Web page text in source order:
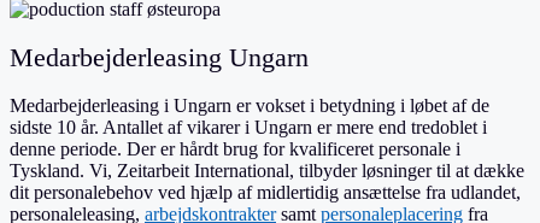
Medarbejderleasing Ungarn
Medarbejderleasing i Ungarn er vokset i betydning i løbet af de
sidste 10 år. Antallet af vikarer i Ungarn er mere end tredoblet i
denne periode. Der er hårdt brug for kvalificeret personale i
Tyskland. Vi, Zeitarbeit International, tilbyder løsninger til at dække
dit personalebehov ved hjælp af midlertidig ansættelse fra udlandet,
personaleleasing, arbejdskontraktersamtpersonaleplacering fra